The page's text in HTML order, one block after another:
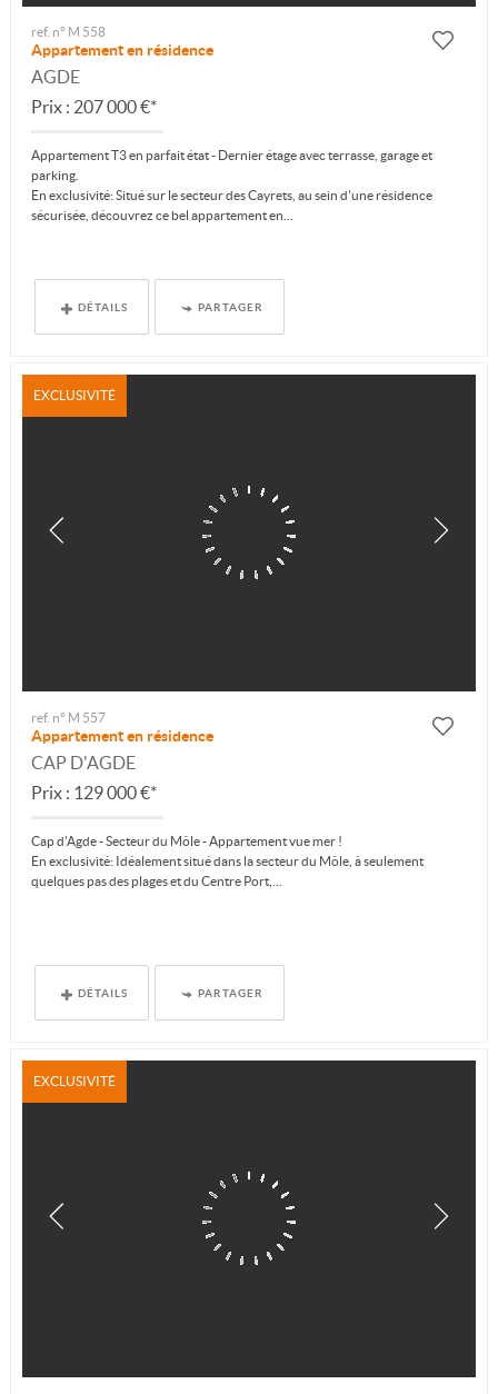
ref. n° M 558
Appartement en résidence
AGDE
Prix : 207 000 €*
Appartement T3 en parfait état - Dernier étage avec terrasse, garage et
parking.
En exclusivité: Situé sur le secteur des Cayrets, au sein d'une résidence
sécurisée, découvrez ce bel appartement en...
DÉTAILS PARTAGER
EXCLUSIVITÉ
ref. n° M 557
Appartement en résidence
CAP D'AGDE
Prix : 129 000 €*
Cap d'Agde - Secteur du Môle - Appartement vue mer !
En exclusivité: Idéalement situé dans la secteur du Môle, à seulement
quelques pas des plages et du Centre Port,...
DÉTAILS PARTAGER
EXCLUSIVITÉ